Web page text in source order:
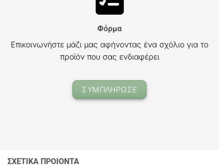
Φόρμα
Επικοινωνήστε μάζι μας αφήνοντας ένα σχόλιο για το
προϊόν που σας ενδιαφέρει
ΣΥΜΠΛΗΡΩΣΕ
ΣΧΕΤΙΚΑ ΠΡΟΙΟΝΤΑ